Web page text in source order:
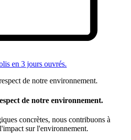
en 3 jours ouvrés.
de notre environnement.
concrètes, nous contribuons à
sur l'environnement.